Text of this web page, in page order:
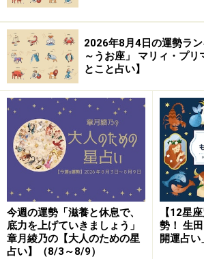
2026年8月4日の運勢ラ
～うお座」 マリィ・プ
とこと占い】
今週の運勢「滋養と休息で、
底力を上げていきましょう」
章月綾乃の【大人のための星
占い】（8/3～8/9）
【12星
勢！ 生
開運占い